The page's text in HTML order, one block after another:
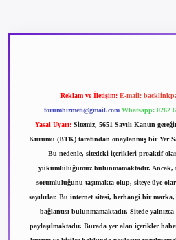
Reklam ve İletişim: E-mail:
forumhizmeti@gmail.com Whatsapp: 0262
Yasal Uyarı: Sitemiz, 5651 Sayılı Kanun
Kurumu (BTK) tarafından onaylanmış bir Yer
Bu nedenle, sitedeki içerikleri proaktif
yükümlülüğümüz bulunmamaktadır. Ancak,
sorumluluğunu taşımakta olup, siteye üye
sayılırlar. Bu internet sitesi, herhangi bir
bağlantısı bulunmamaktadır. Sitede
paylaşılmaktadır. Burada yer alan içerikler